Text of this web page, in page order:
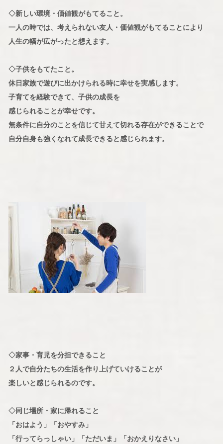
◇新しい環境・価値観がもてること。
一人の時では、考えられない友人・価値観がもてることにより
人生の幅が広がったと想えます。
◇子供をもてたこと。
休日家族で遊びに出かけられる時に幸せを実感します。
子育てを経験できて、子供の成長を
感じられることが幸せです。
無条件に自分のことを信じて甘えて切れる存在ができることで
自分自身も強くなれて成長できると感じられます。
◇家事・育児を分担できること
２人で自分たちの生活を作り上げていけることが
楽しいと感じられるのです。
◇同じ場所・家に帰れること
「おはよう」「おやすみ」
「行ってらっしゃい」「ただいま」「おかえりなさい」